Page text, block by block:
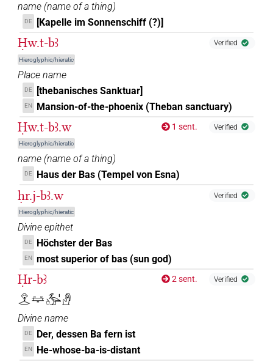
name (name of a thing)
DE [Kapelle im Sonnenschiff (?)]
Ḥw.t-bꜣ
Hieroglyphic/hieratic
Verified
Place name
DE [thebanisches Sanktuar]
EN Mansion-of-the-phoenix (Theban sanctuary)
Ḥw.t-bꜣ.w
Hieroglyphic/hieratic
1 sent. Verified
name (name of a thing)
DE Haus der Bas (Tempel von Esna)
ḥr.j-bꜣ.w
Hieroglyphic/hieratic
Verified
Divine epithet
DE Höchster der Bas
EN most superior of bas (sun god)
Ḥr-bꜣ
𓁷𓂋𓈐𓊸𓅡𓏤𓀭
2 sent. Verified
Divine name
DE Der, dessen Ba fern ist
EN He-whose-ba-is-distant